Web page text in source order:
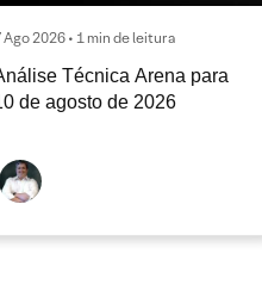
Ago 2026 • 1 min de leitura
Técnica Arena para
de agosto de 2026